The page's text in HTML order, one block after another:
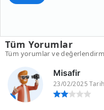
Tüm Yorumlar
Tüm yorumlar ve
Misafir
23/02/2025